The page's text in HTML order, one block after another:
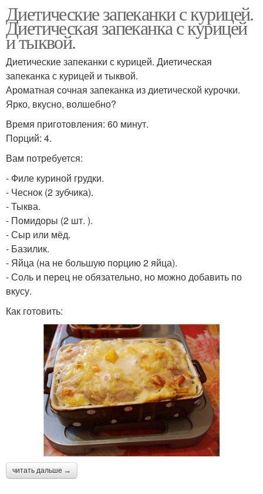
Диетические запеканки с курицей.
Диетическая запеканка с курицей
и тыквой.
Диетические запеканки с курицей. Диетическая
запеканка с курицей и тыквой.
Ароматная сочная запеканка из диетической курочки.
Ярко, вкусно, волшебно?
Время приготовления: 60 минут.
Порций: 4.
Вам потребуется:
- Филе куриной грудки.
- Чеснок (2 зубчика).
- Тыква.
- Помидоры (2 шт. ).
- Сыр или мёд.
- Базилик.
- Яйца (на не большую порцию 2 яйца).
- Соль и перец не обязательно, но можно добавить по
вкусу.
Как готовить:
читать дальше →